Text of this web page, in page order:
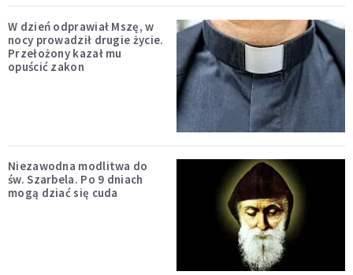
W dzień odprawiał Mszę, w
nocy prowadził drugie życie.
Przełożony kazał mu
opuścić zakon
Niezawodna modlitwa do
św. Szarbela. Po 9 dniach
mogą dziać się cuda